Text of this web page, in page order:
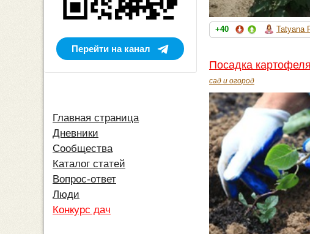
+40 Tatyana
Посадка
сад и огород
Перейти на канал
Главная страница
Дневники
Сообщества
Каталог статей
Вопрос-ответ
Люди
Конкурс дач